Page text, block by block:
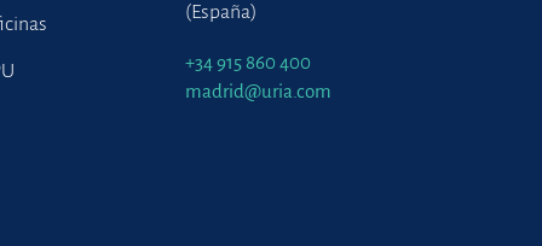
(España)
+34 915 860 400
madrid@uria.com